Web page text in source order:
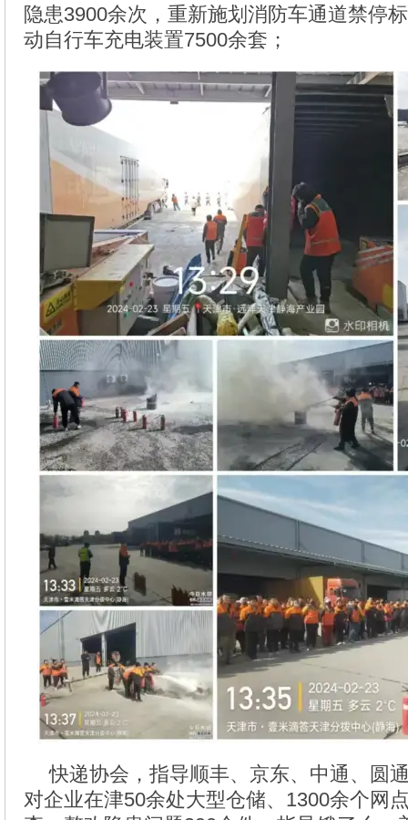
隐患3900余次，重新施划消防车通道禁停
动自行车充电装置7500余套；
快递协会，指导顺丰、京东、中通、圆
对企业在津50余处大型仓储、1300余个网